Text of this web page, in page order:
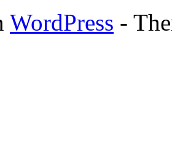
WordPress -